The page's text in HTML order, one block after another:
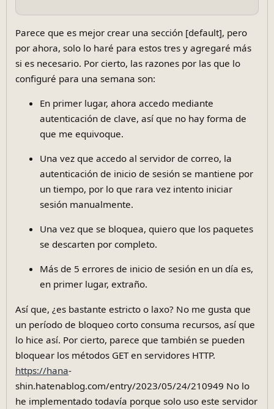
Parece que es mejor crear una sección [default], pero
por ahora, solo lo haré para estos tres y agregaré más
si es necesario. Por cierto, las razones por las que lo
configuré para una semana son:
En primer lugar, ahora accedo mediante
autenticación de clave, así que no hay forma de
que me equivoque.
Una vez que accedo al servidor de correo, la
autenticación de inicio de sesión se mantiene por
un tiempo, por lo que rara vez intento iniciar
sesión manualmente.
Una vez que se bloquea, quiero que los paquetes
se descarten por completo.
Más de 5 errores de inicio de sesión en un día es,
en primer lugar, extraño.
Así que, ¿es bastante estricto o laxo? No me gusta que
un período de bloqueo corto consuma recursos, así que
lo hice así. Por cierto, parece que también se pueden
bloquear los métodos GET en servidores HTTP.
https://hana-
shin.hatenablog.com/entry/2023/05/24/210949 No lo
he implementado todavía porque solo uso este servidor